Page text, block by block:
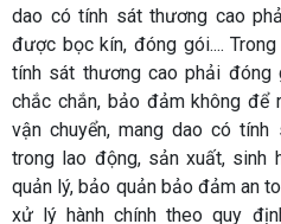
dao có tính sát thương cao
được bọc kín, đóng gói....
tính sát thương cao phải đóng
chắc chắn, bảo đảm không để
vận chuyển, mang dao có
trong lao động, sản xuất,
quản lý, bảo quản bảo đảm an
xử lý hành chính theo quy